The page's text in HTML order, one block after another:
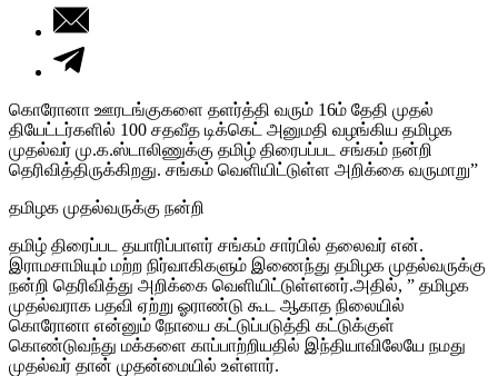
கொரோனா ஊரடங்குகளை தளர்த்தி வரும் 16ம் தேதி முதல்
தியேட்டர்களில் 100 சதவீத டிக்கெட் அனுமதி வழங்கிய தமிழக
முதல்வர் மு.க.ஸ்டாலிணுக்கு தமிழ் திரைபப்பட சங்கம் நன்றி
தெரிவித்திருக்கிறது. சங்கம் வெளியிட்டுள்ள அறிக்கை வருமாறு”
தமிழக முதல்வருக்கு நன்றி
தமிழ் திரைப்பட தயாரிப்பாளர் சங்கம் சார்பில் தலைவர் என்.
இராமசாமியும் மற்ற நிர்வாகிகளும் இணைந்து தமிழக முதல்வருக்கு
நன்றி தெரிவித்து அறிக்கை வெளியிட்டுள்ளனர்.அதில், ” தமிழக
முதல்வராக பதவி ஏற்று ஓராண்டு கூட ஆகாத நிலையில்
கொரோனா என்னும் நோயை கட்டுப்படுத்தி கட்டுக்குள்
கொண்டுவந்து மக்களை காப்பாற்றியதில் இந்தியாவிலேயே நமது
முதல்வர் தான் முதன்மையில் உள்ளார்.